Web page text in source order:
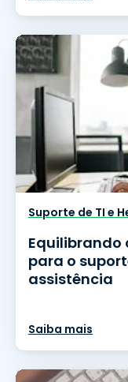
Suporte de TI e
Equilibrando
para o
assistência
Saiba mais